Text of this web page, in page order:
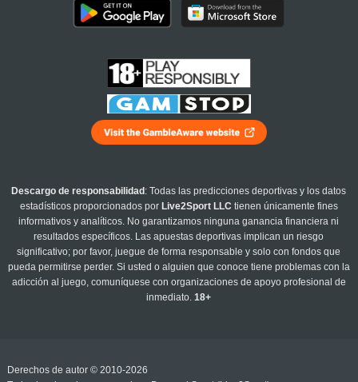
Descargo de responsabilidad : Todas las predicciones deportivas y los datos
estadísticos proporcionados por Live2Sport LLC tienen únicamente fines
informativos y analíticos. No garantizamos ninguna ganancia financiera ni
resultados específicos. Las apuestas deportivas implican un riesgo
significativo; por favor, juegue de forma responsable y solo con fondos que
pueda permitirse perder. Si usted o alguien que conoce tiene problemas con la
adicción al juego, comuníquese con organizaciones de apoyo profesional de
inmediato.18+
Derechos de autor © 2010-2026